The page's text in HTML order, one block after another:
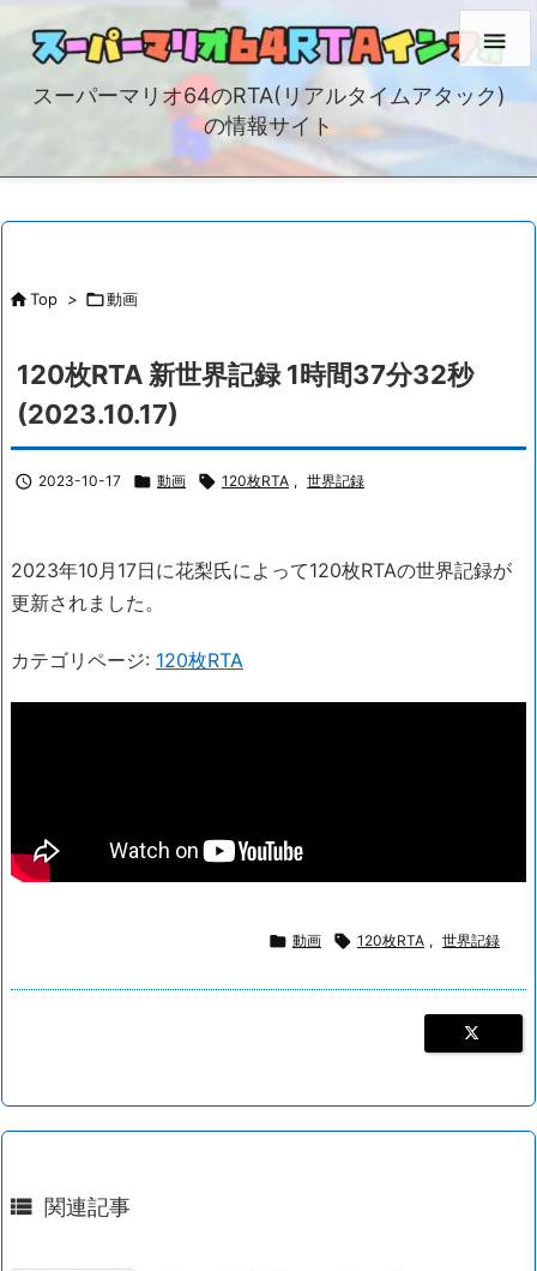
スーパーマリオ64のRTA(リアルタイムアタック)
の情報サイト

Top > 動画
120枚RTA 新世界記録 1時間37分32秒
(2023.10.17)
 2023-10-17  動画  120枚RTA , 世界記録
2023年10月17日に花梨氏によって120枚RTAの世界記録が
更新されました。
カテゴリページ: 120枚RTA
 動画  120枚RTA , 世界記録
 関連記事